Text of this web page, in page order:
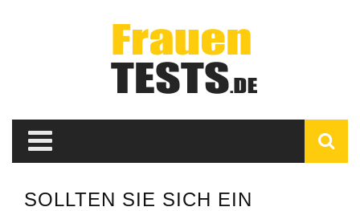
SOLLTEN SIE SICH EIN